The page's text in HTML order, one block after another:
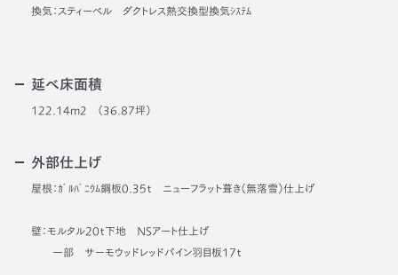
換気：スティーベル ダクトレス熱交換型換気ｼｽﾃﾑ
延べ床面積
122.14m2 （36.87坪）
外部仕上げ
屋根：ｶﾞﾙﾊﾞﾆｳﾑ鋼板0.35ｔ ニューフラット葺き（無落雪）仕上げ
壁：モルタル20ｔ下地 NSアート仕上げ
一部 サーモウッドレッドパイン羽目板17ｔ